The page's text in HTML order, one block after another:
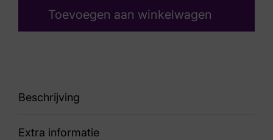
Toevoegen aan winkelwagen
Beschrijving
88 D8671-92
Extra informatie